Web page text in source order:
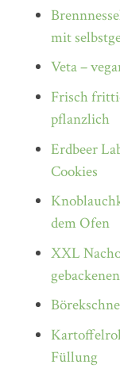
mit
Veta –
Frisch
pflanzlich
Erdbeer
Cookies
dem Ofen
XXL
Füllung